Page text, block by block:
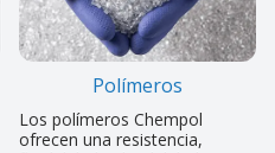
Polímeros
Los polímeros Chempol
ofrecen una resistencia,